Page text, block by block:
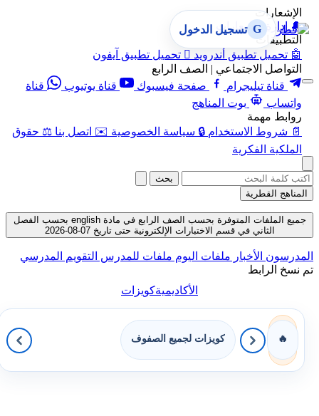
الإشعارات
🔔 إدارة الإشعارات
التطبيقات
🤖 تحميل تطبيق أندرويد  تحميل تطبيق آيفون
التواصل الاجتماعي | الصف الرابع
قناة تيليجرام
صفحة فيسبوك قناة يوتيوب
قناة
واتساب
بوت المناهج
روابط مهمة
📄 شروط الاستخدام 🔒 سياسة الخصوصية ✉️ اتصل بنا ⚖️ حقوق
الملكية الفكرية
G تسجيل الدخول
بحث
المناهج القطرية
جميع الملفات المتوفرة بحسب الصف الرابع في مادة english بحسب الفصل
الثاني في قسم الاختبارات الإلكترونية حتى تاريخ 07-08-2026
المدرسون الأخبار ملفات اليوم ملفات للمدرس التقويم المدرسي
تم نسخ الرابط
الأكاديميةكويزات
🔥 كويزات لجميع الصفوف